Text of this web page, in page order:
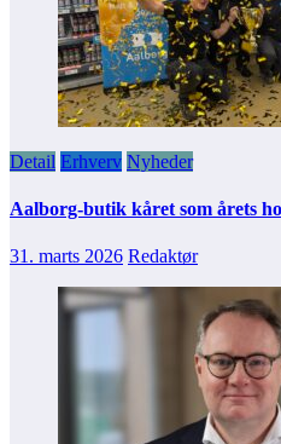
Detail Erhverv Nyheder
Aalborg-butik kåret som årets
31. marts 2026 Redaktør